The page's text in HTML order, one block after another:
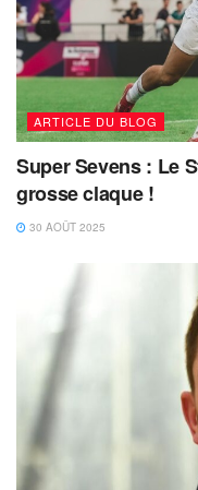
ARTICLE DU BLOG
Super Sevens : Le
grosse claque !
30 AOÛT 2025